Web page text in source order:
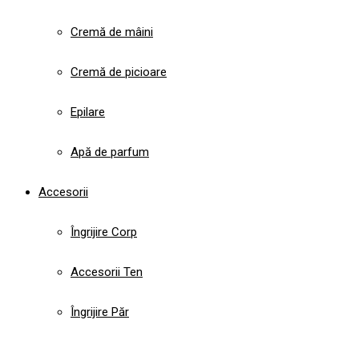
Cremă de mâini
Cremă de picioare
Epilare
Apă de parfum
Accesorii
Îngrijire Corp
Accesorii Ten
Îngrijire Păr